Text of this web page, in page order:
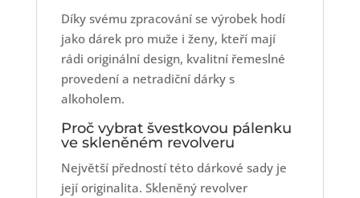
Díky svému zpracování se výrobek hodí
jako dárek pro muže i ženy, kteří mají
rádi originální design, kvalitní řemeslné
provedení a netradiční dárky s
alkoholem.
Proč vybrat švestkovou pálenku
ve skleněném revolveru
Největší předností této dárkové sady je
její originalita. Skleněný revolver